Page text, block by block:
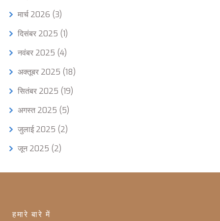
मार्च 2026 (3)
दिसंबर 2025 (1)
नवंबर 2025 (4)
अक्तूबर 2025 (18)
सितंबर 2025 (19)
अगस्त 2025 (5)
जुलाई 2025 (2)
जून 2025 (2)
हमारे बारे में